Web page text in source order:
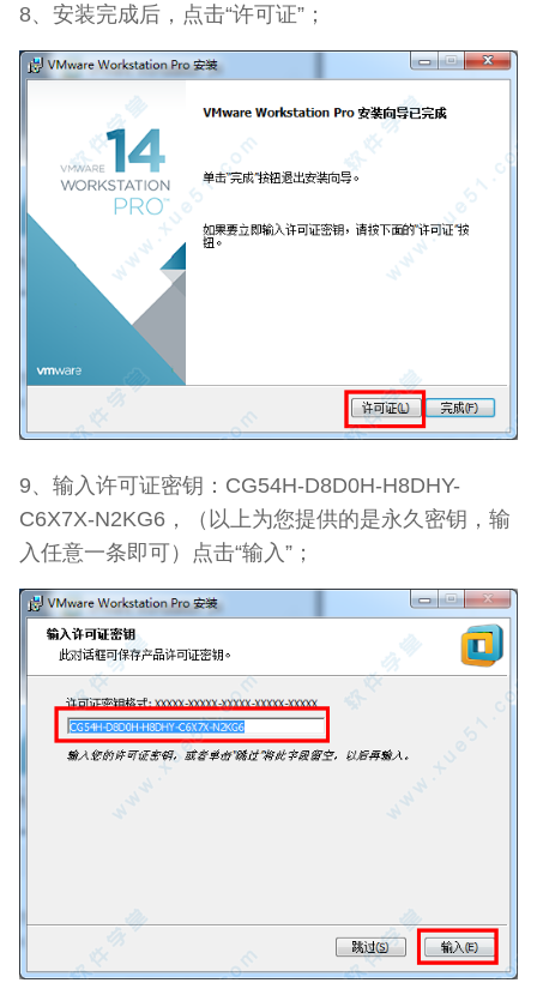
8、安装完成后，点击“许可证”；
9、输入许可证密钥：CG54H-D8D0H-H8DHY-
C6X7X-N2KG6，（以上为您提供的是永久密钥，输
入任意一条即可）点击“输入”；